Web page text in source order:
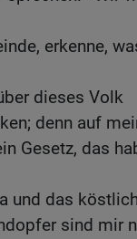
erkenne,
dieses Volk
denn auf
Gesetz, das
und das
sind mir